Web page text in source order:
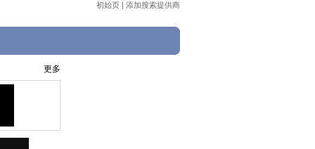
初始页 | 添加搜索提供商
更多